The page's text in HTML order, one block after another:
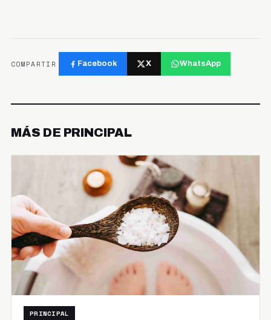
COMPARTIR Facebook X WhatsApp
MÁS DE PRINCIPAL
PRINCIPAL